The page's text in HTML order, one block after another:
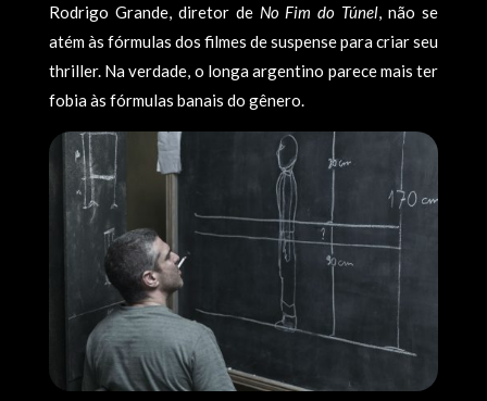
Rodrigo Grande, diretor de No Fim do Túnel, não se
atém às fórmulas dos filmes de suspense para criar seu
thriller. Na verdade, o longa argentino parece mais ter
fobia às fórmulas banais do gênero.